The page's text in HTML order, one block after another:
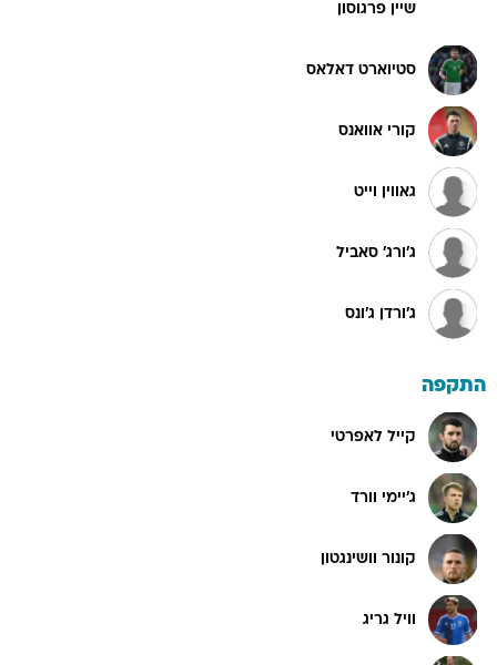
שיין פרגוסון
סטיוארט דאלאס
קורי אוואנס
גאווין וייט
ג'ורג' סאביל
ג'ורדן ג'ונס
התקפה
קייל לאפרטי
ג'יימי וורד
קונור וושינגטון
וויל גריג